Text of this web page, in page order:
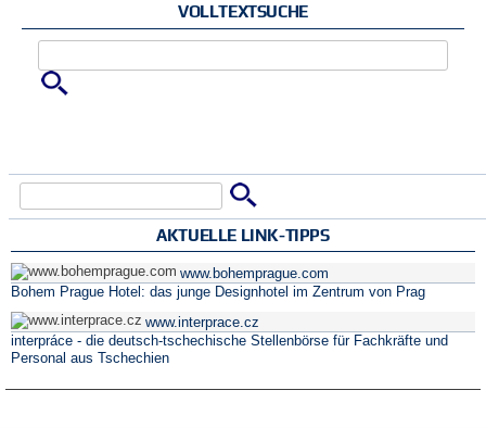
VOLLTEXTSUCHE
Suchformular
AKTUELLE LINK-TIPPS
www.bohemprague.com
Bohem Prague Hotel: das junge Designhotel im Zentrum von Prag
www.interprace.cz
interpráce - die deutsch-tschechische Stellenbörse für Fachkräfte und
Personal aus Tschechien